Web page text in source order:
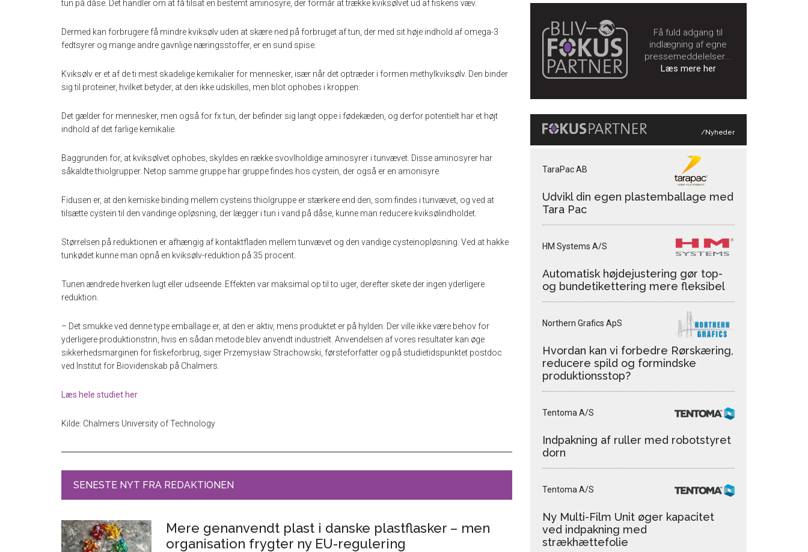
tun på dåse. Det handler om at få tilsat en bestemt aminosyre, der formår at trække kviksølvet ud af fiskens væv.
Dermed kan forbrugere få mindre kviksølv uden at skære ned på forbruget af tun, der med sit høje indhold af omega-3
fedtsyrer og mange andre gavnlige næringsstoffer, er en sund spise.
Kviksølv er et af de ti mest skadelige kemikalier for mennesker, især når det optræder i formen methylkviksølv. Den binder
sig til proteiner, hvilket betyder, at den ikke udskilles, men blot ophobes i kroppen.
Det gælder for mennesker, men også for fx tun, der befinder sig langt oppe i fødekæden, og derfor potentielt har et højt
indhold af det farlige kemikalie.
Baggrunden for, at kviksølvet ophobes, skyldes en række svovlholdige aminosyrer i tunvævet. Disse aminosyrer har
såkaldte thiolgrupper. Netop samme gruppe har gruppe findes hos cystein, der også er en amonisyre.
Fidusen er, at den kemiske binding mellem cysteins thiolgruppe er stærkere end den, som findes i tunvævet, og ved at
tilsætte cystein til den vandinge opløsning, der lægger i tun i vand på dåse, kunne man reducere kviksølindholdet.
Størrelsen på reduktionen er afhængig af kontaktfladen mellem tunvævet og den vandige cysteinopløsning. Ved at hakke
tunkødet kunne man opnå en kviksølv-reduktion på 35 procent.
Tunen ændrede hverken lugt eller udseende. Effekten var maksimal op til to uger, derefter skete der ingen yderligere
reduktion.
– Det smukke ved denne type emballage er, at den er aktiv, mens produktet er på hylden. Der ville ikke være behov for
yderligere produktionstrin, hvis en sådan metode blev anvendt industrielt. Anvendelsen af vores resultater kan øge
sikkerhedsmarginen for fiskeforbrug, siger Przemysław Strachowski, førsteforfatter og på studietidspunktet postdoc
ved Institut for Biovidenskab på Chalmers.
Læs hele studiet her
Kilde: Chalmers University of Technology
SENESTE NYT FRA REDAKTIONEN
Mere genanvendt plast i danske plastflasker – men
organisation frygter ny EU-regulering
Få fuld adgang til
indlægning af egne
pressemeddelelser...
Læs mere her
/Nyheder
TaraPac AB
Udvikl din egen plastemballage med
Tara Pac
HM Systems A/S
Automatisk højdejustering gør top-
og bundetikettering mere fleksibel
Northern Grafics ApS
Hvordan kan vi forbedre Rørskæring,
reducere spild og formindske
produktionsstop?
Tentoma A/S
Indpakning af ruller med robotstyret
dorn
Tentoma A/S
Ny Multi-Film Unit øger kapacitet
ved indpakning med
strækhættefolie